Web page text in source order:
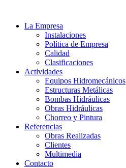
La Empresa
Instalaciones
Política de Empresa
Calidad
Clasificaciones
Actividades
Equipos Hidromecánicos
Estructuras Metálicas
Bombas Hidráulicas
Obras Hidráulicas
Chorreo y Pintura
Referencias
Obras Realizadas
Clientes
Multimedia
Contacto